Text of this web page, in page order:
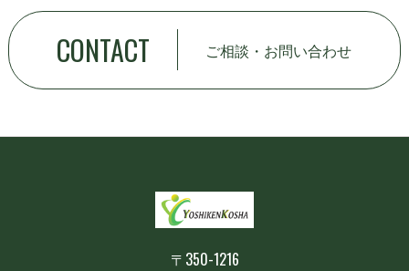
CONTACT ご相談・お問い合わせ
〒350-1216